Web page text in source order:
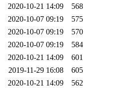
2020-10-21 14:09
568
2020-10-07 09:19
575
2020-10-07 09:19
570
2020-10-07 09:19
584
2020-10-21 14:09
601
2019-11-29 16:08
605
2020-10-21 14:09
562